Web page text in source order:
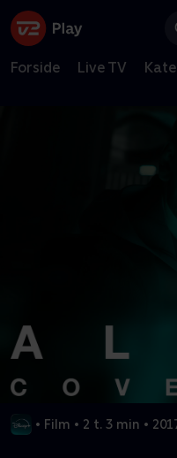
Forside Live TV
• Film • 2 t. 3 min •